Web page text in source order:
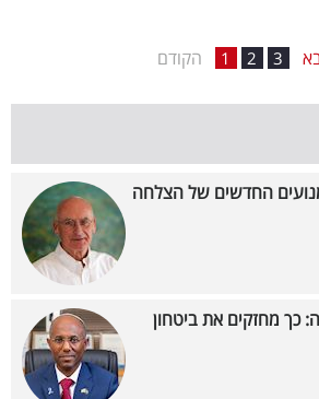
הקודם 1 2 3
החדשים של הצלחה
כך מחזקים את ביטחון